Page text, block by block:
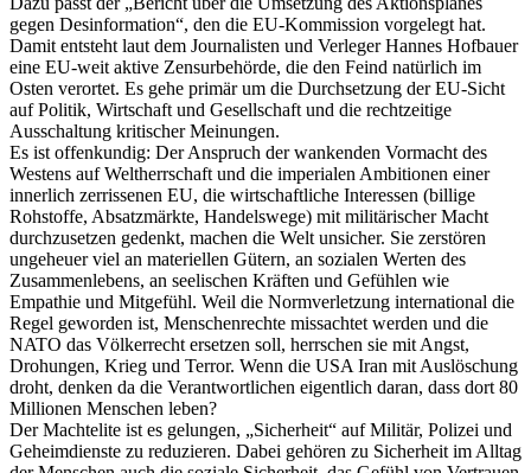
gegen Desinformation“, den die EU-Kommission vorgelegt hat.
Damit entsteht laut dem Journalisten und Verleger Hannes Hofbauer
eine EU-weit aktive Zensurbehörde, die den Feind natürlich im
Osten verortet. Es gehe primär um die Durchsetzung der EU-Sicht
auf Politik, Wirtschaft und Gesellschaft und die rechtzeitige
Ausschaltung kritischer Meinungen.
Es ist offenkundig: Der Anspruch der wankenden Vormacht des
Westens auf Weltherrschaft und die imperialen Ambitionen einer
innerlich zerrissenen EU, die wirtschaftliche Interessen (billige
Rohstoffe, Absatzmärkte, Handelswege) mit militärischer Macht
durchzusetzen gedenkt, machen die Welt unsicher. Sie zerstören
ungeheuer viel an materiellen Gütern, an sozialen Werten des
Zusammenlebens, an seelischen Kräften und Gefühlen wie
Empathie und Mitgefühl. Weil die Normverletzung international die
Regel geworden ist, Menschenrechte missachtet werden und die
NATO das Völkerrecht ersetzen soll, herrschen sie mit Angst,
Drohungen, Krieg und Terror. Wenn die USA Iran mit Auslöschung
droht, denken da die Verantwortlichen eigentlich daran, dass dort 80
Millionen Menschen leben?
Der Machtelite ist es gelungen, „Sicherheit“ auf Militär, Polizei und
Geheimdienste zu reduzieren. Dabei gehören zu Sicherheit im Alltag